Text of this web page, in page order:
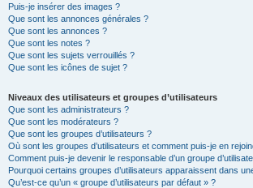
Puis-je insérer des images ?
Que sont les annonces générales ?
Que sont les annonces ?
Que sont les notes ?
Que sont les sujets verrouillés ?
Que sont les icônes de sujet ?
Niveaux des utilisateurs et groupes d’utilisateurs
Que sont les administrateurs ?
Que sont les modérateurs ?
Que sont les groupes d’utilisateurs ?
Où sont les groupes d’utilisateurs et comment puis-je en
Comment puis-je devenir le responsable d’un groupe
Pourquoi certains groupes d’utilisateurs apparaissent dans
Qu’est-ce qu’un « groupe d’utilisateurs par défaut » ?